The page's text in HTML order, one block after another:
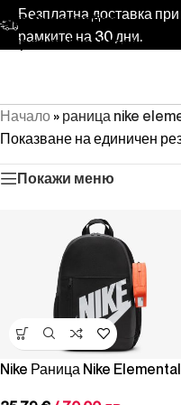
Skip to navigation
Skip to main content
Безплатна доставка
рамките на 30 дни.
Начало » раница nike
Показване на единичен
Покажи меню
Nike Раница Nike Elemental